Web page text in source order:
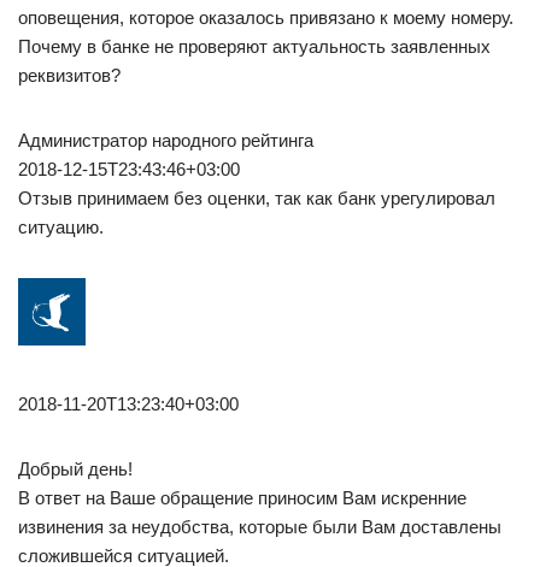
оповещения, которое оказалось привязано к моему номеру.
Почему в банке не проверяют актуальность заявленных
реквизитов?
Администратор народного рейтинга
2018-12-15T23:43:46+03:00
Отзыв принимаем без оценки, так как банк урегулировал
ситуацию.
2018-11-20T13:23:40+03:00
Добрый день!
В ответ на Ваше обращение приносим Вам искренние
извинения за неудобства, которые были Вам доставлены
сложившейся ситуацией.